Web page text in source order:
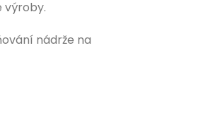
výroby.
nádrže na